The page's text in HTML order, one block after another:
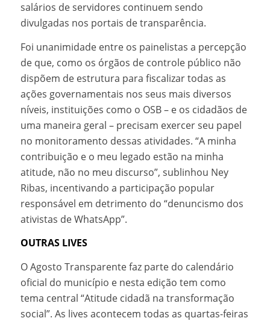
salários de servidores continuem sendo
divulgadas nos portais de transparência.
Foi unanimidade entre os painelistas a percepção
de que, como os órgãos de controle público não
dispõem de estrutura para fiscalizar todas as
ações governamentais nos seus mais diversos
níveis, instituições como o OSB – e os cidadãos de
uma maneira geral – precisam exercer seu papel
no monitoramento dessas atividades. “A minha
contribuição e o meu legado estão na minha
atitude, não no meu discurso”, sublinhou Ney
Ribas, incentivando a participação popular
responsável em detrimento do “denuncismo dos
ativistas de WhatsApp”.
OUTRAS LIVES
O Agosto Transparente faz parte do calendário
oficial do município e nesta edição tem como
tema central “Atitude cidadã na transformação
social”. As lives acontecem todas as quartas-feiras